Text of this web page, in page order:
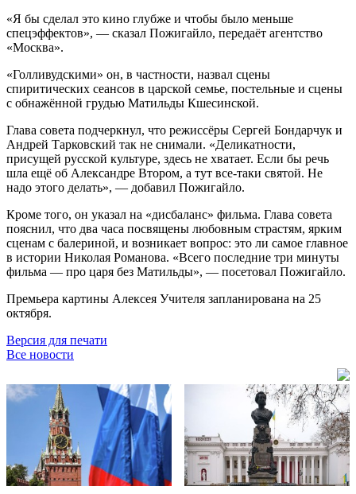
«Я бы сделал это кино глубже и чтобы было меньше
спецэффектов», — сказал Пожигайло, передаёт агентство
«Москва».
«Голливудскими» он, в частности, назвал сцены
спиритических сеансов в царской семье, постельные и сцены
с обнажённой грудью Матильды Кшесинской.
Глава совета подчеркнул, что режиссёры Сергей Бондарчук и
Андрей Тарковский так не снимали. «Деликатности,
присущей русской культуре, здесь не хватает. Если бы речь
шла ещё об Александре Втором, а тут все-таки святой. Не
надо этого делать», — добавил Пожигайло.
Кроме того, он указал на «дисбаланс» фильма. Глава совета
пояснил, что два часа посвящены любовным страстям, ярким
сценам с балериной, и возникает вопрос: это ли самое главное
в истории Николая Романова. «Всего последние три минуты
фильма — про царя без Матильды», — посетовал Пожигайло.
Премьера картины Алексея Учителя запланирована на 25
октября.
Версия для печати
Все новости